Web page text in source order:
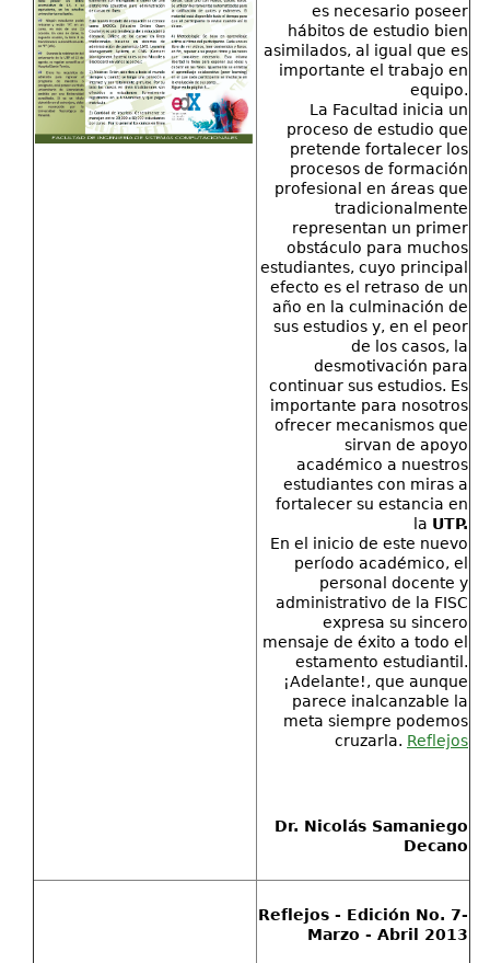
es necesario poseer
hábitos de estudio bien
asimilados, al igual que es
importante el trabajo en
equipo.
La Facultad inicia un
proceso de estudio que
pretende fortalecer los
procesos de formación
profesional en áreas que
tradicionalmente
representan un primer
obstáculo para muchos
estudiantes, cuyo principal
efecto es el retraso de un
año en la culminación de
sus estudios y, en el peor
de los casos, la
desmotivación para
continuar sus estudios. Es
importante para nosotros
ofrecer mecanismos que
sirvan de apoyo
académico a nuestros
estudiantes con miras a
fortalecer su estancia en
la UTP.
En el inicio de este nuevo
período académico, el
personal docente y
administrativo de la FISC
expresa su sincero
mensaje de éxito a todo el
estamento estudiantil.
¡Adelante!, que aunque
parece inalcanzable la
meta siempre podemos
cruzarla. Reflejos
Dr. Nicolás Samaniego
Decano
Reflejos - Edición No. 7-
Marzo - Abril 2013